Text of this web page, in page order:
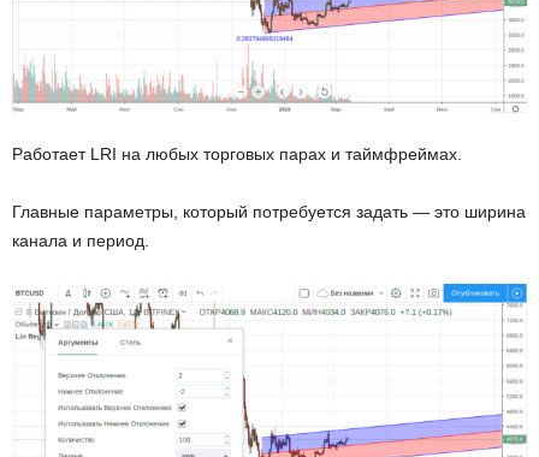
Работает LRI на любых торговых парах и таймфреймах.
Главные параметры, который потребуется задать — это ширина
канала и период.